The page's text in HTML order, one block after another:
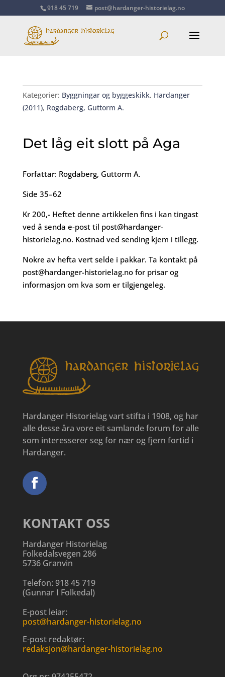
918 45 719 post@hardanger-historielag.no
Kategorier: Byggningar og byggeskikk, Hardanger
(2011), Rogdaberg, Guttorm A.
Det låg eit slott på Aga
Forfattar: Rogdaberg, Guttorm A.
Side 35–62
Kr 200,- Heftet denne artikkelen fins i kan tingast
ved å senda e-post til post@hardanger-
historielag.no. Kostnad ved sending kjem i tillegg.
Nokre av hefta vert selde i pakkar. Ta kontakt på
post@hardanger-historielag.nofor prisar og
informasjon om kva som er tilgjengeleg.
Hardanger Historielag vart stifta i 1908, og har
alle desse åra vore eit samlande forum for alle
som interesserer seg for nær og fjern fortid i
Hardanger.
KONTAKT OSS
Hardanger Historielag
Folkedalsvegen 286
5736 Granvin
Telefon: 918 45 719
(Gunnar I Folkedal)
E-post leiar:
post@hardanger-historielag.no
E-post redaktør:
redaksjon@hardanger-historielag.no